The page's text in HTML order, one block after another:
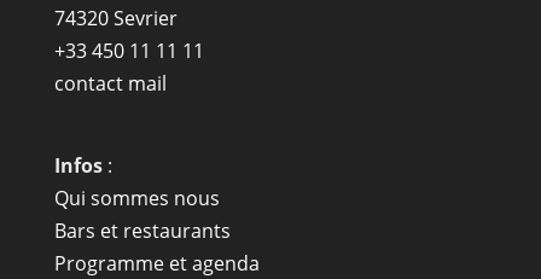
74320 Sevrier
+33 450 11 11 11
contact mail
Infos:
Qui sommes nous
Bars et restaurants
Programme et agenda